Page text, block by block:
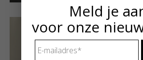
Meld je
voor onze
mailadres *